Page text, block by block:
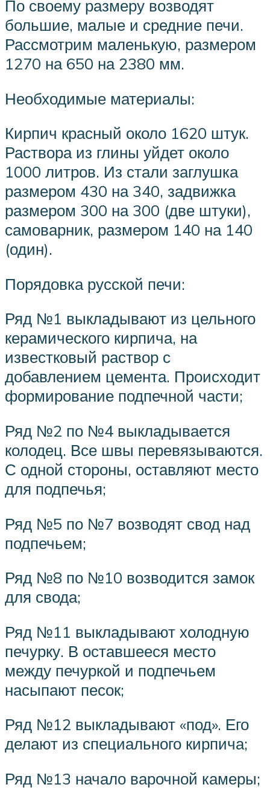
По своему размеру возводят
большие, малые и средние печи.
Рассмотрим маленькую, размером
1270 на 650 на 2380 мм.
Необходимые материалы:
Кирпич красный около 1620 штук.
Раствора из глины уйдет около
1000 литров. Из стали заглушка
размером 430 на 340, задвижка
размером 300 на 300 (две штуки),
самоварник, размером 140 на 140
(один).
Порядовка русской печи:
Ряд №1 выкладывают из цельного
керамического кирпича, на
известковый раствор с
добавлением цемента. Происходит
формирование подпечной части;
Ряд №2 по №4 выкладывается
колодец. Все швы перевязываются.
С одной стороны, оставляют место
для подпечья;
Ряд №5 по №7 возводят свод над
подпечьем;
Ряд №8 по №10 возводится замок
для свода;
Ряд №11 выкладывают холодную
печурку. В оставшееся место
между печуркой и подпечьем
насыпают песок;
Ряд №12 выкладывают «под». Его
делают из специального кирпича;
Ряд №13 начало варочной камеры;